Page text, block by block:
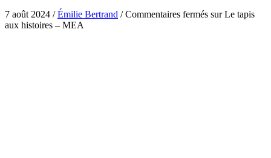
7 août 2024 /Émilie Bertrand /Commentaires fermés sur Le tapis
aux histoires – MEA